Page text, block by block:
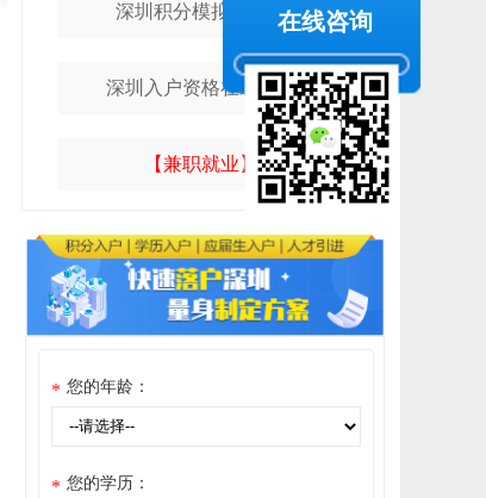
深圳积分模拟计算器
深圳入户资格在线测评
【兼职就业】
* 您的年龄：
* 您的学历：
在线咨询